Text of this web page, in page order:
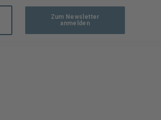
Zum Newsletter
anmelden